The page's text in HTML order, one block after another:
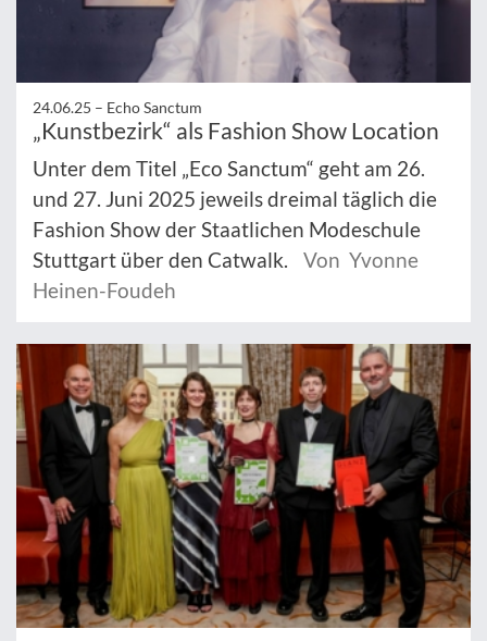
24.06.25 – Echo Sanctum
„Kunstbezirk“ als Fashion Show Location
Unter dem Titel „Eco Sanctum“ geht am 26.
und 27. Juni 2025 jeweils dreimal täglich die
Fashion Show der Staatlichen Modeschule
Stuttgart über den Catwalk.
Von Yvonne
Heinen-Foudeh